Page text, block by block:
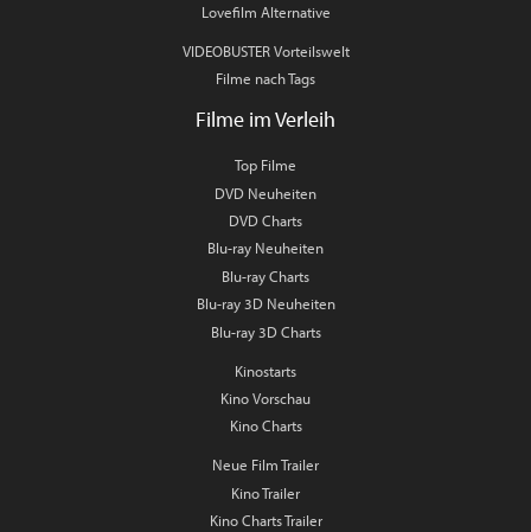
Lovefilm Alternative
VIDEOBUSTER Vorteilswelt
Filme nach Tags
Filme im Verleih
Top Filme
DVD Neuheiten
DVD Charts
Blu-ray Neuheiten
Blu-ray Charts
Blu-ray 3D Neuheiten
Blu-ray 3D Charts
Kinostarts
Kino Vorschau
Kino Charts
Neue Film Trailer
Kino Trailer
Kino Charts Trailer